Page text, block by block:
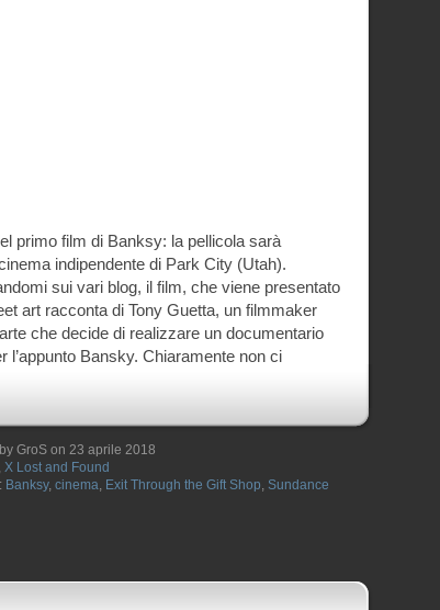
primo film di Banksy: la pellicola sarà
indipendente di Park City (Utah).
sui vari blog, il film, che viene presentato
art racconta di Tony Guetta, un filmmaker
che decide di realizzare un documentario
Bansky. Chiaramente non ci
GroS on 23 aprile 2018
, X Lost and Found
Banksy, cinema, Exit Through the Gift Shop, Sundance